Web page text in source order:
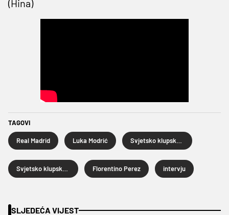
(Hina)
TAGOVI
Real Madrid Luka Modrić
Florentino Perez intervju
SLJEDEĆA VIJEST